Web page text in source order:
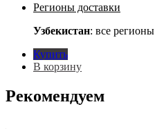
Регионы доставки
Узбекистан: все регионы
Купить
В корзину
Рекомендуем